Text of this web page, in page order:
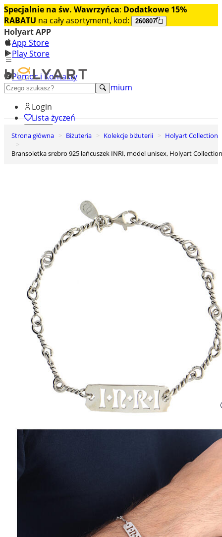
Specjalnie na św. Wawrzyńca: Dodatkowe 15%
RABATU na cały asortyment, kod: 260807
Holyart APP
App Store
Play Store
Pomoc i Kontakty
+48 222 922 860
Odkryj premium
Login
Lista życzeń
0
Strona główna Biżuteria Kolekcje biżuterii
Holyart Collection
Bransoletka srebro 925 łańcuszek INRI, model unisex, Holyart Collection